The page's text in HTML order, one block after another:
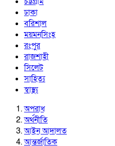
ঢাকা
বরিশাল
ময়মনসিংহ
রংপুর
রাজশাহী
সিলেট
সাহিত্য
স্বাস্থ্য
অপরাধ
অর্থনীতি
আইন আদালত
আন্তর্জাতিক